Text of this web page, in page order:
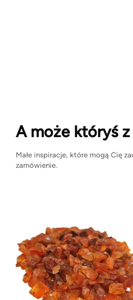
A może któryś
Małe inspiracje, które mogą Cię
zamówienie.